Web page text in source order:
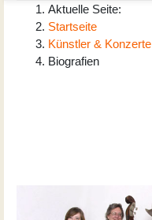
Aktuelle Seite:
Startseite
Künstler & Konzerte
Biografien